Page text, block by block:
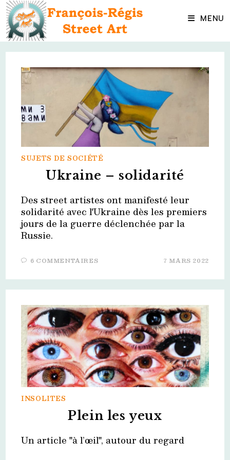
Skip
content MENU
SUJETS DE SOCIÉTÉ
Ukraine – solidarité
Des street artistes ont manifesté leur
solidarité avec l'Ukraine dès les premiers
jours de la guerre déclenchée par la
Russie.
6 COMMENTAIRES 7 MARS 2022
INSOLITES
Plein les yeux
Un article "à l’œil", autour du regard